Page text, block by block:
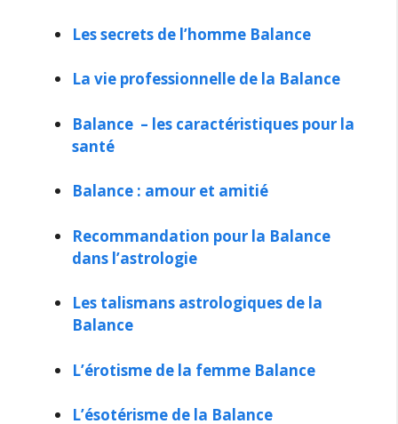
Les secrets de l’homme Balance
La vie professionnelle de la Balance
Balance – les caractéristiques pour la
santé
Balance : amour et amitié
Recommandation pour la Balance
dans l’astrologie
Les talismans astrologiques de la
Balance
L’érotisme de la femme Balance
L’ésotérisme de la Balance